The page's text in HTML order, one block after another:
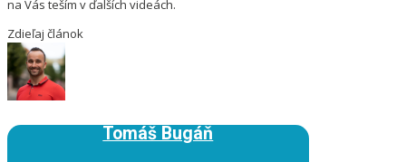
na Vás teším v ďalších videách.
Zdieľaj článok
Tomáš Bugáň